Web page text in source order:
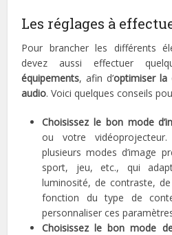
Les réglages à
Pour brancher les différents
devez aussi effectuer
équipements, afin d’optimiser la
audio. Voici quelques conseils
Choisissez le bon mode
ou votre
plusieurs modes d’image
sport, jeu, etc., qui
luminosité, de contraste,
fonction du type de
personnaliser ces
Choisissez le bon mode